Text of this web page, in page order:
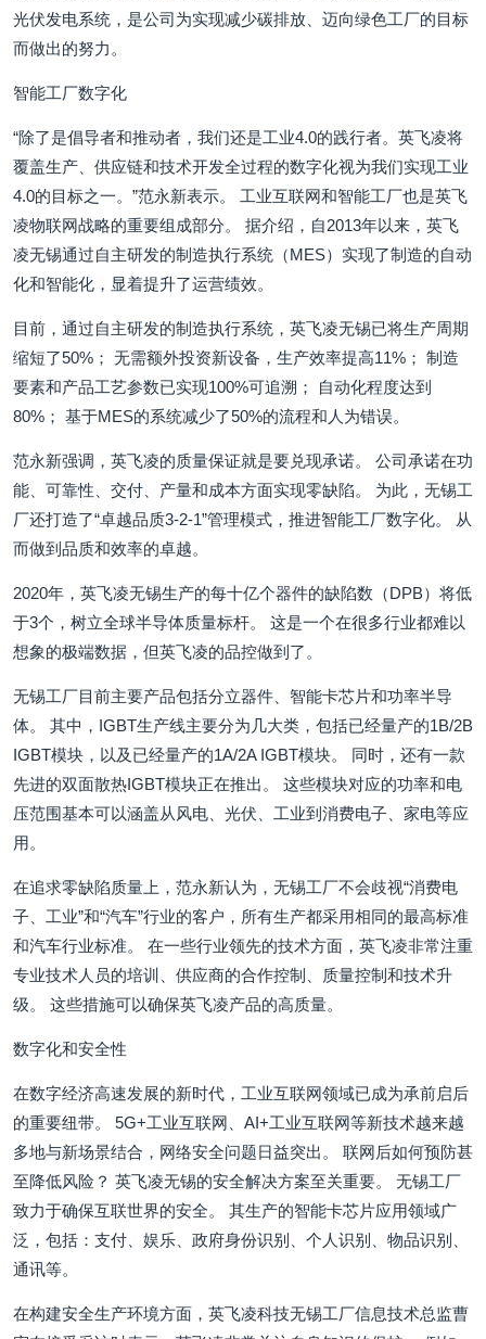
光伏发电系统，是公司为实现减少碳排放、迈向绿色工厂的目标
而做出的努力。
智能工厂数字化
“除了是倡导者和推动者，我们还是工业4.0的践行者。英飞凌将
覆盖生产、供应链和技术开发全过程的数字化视为我们实现工业
4.0的目标之一。”范永新表示。 工业互联网和智能工厂也是英飞
凌物联网战略的重要组成部分。 据介绍，自2013年以来，英飞
凌无锡通过自主研发的制造执行系统（MES）实现了制造的自动
化和智能化，显着提升了运营绩效。
目前，通过自主研发的制造执行系统，英飞凌无锡已将生产周期
缩短了50%； 无需额外投资新设备，生产效率提高11%； 制造
要素和产品工艺参数已实现100%可追溯； 自动化程度达到
80%； 基于MES的系统减少了50%的流程和人为错误。
范永新强调，英飞凌的质量保证就是要兑现承诺。 公司承诺在功
能、可靠性、交付、产量和成本方面实现零缺陷。 为此，无锡工
厂还打造了“卓越品质3-2-1”管理模式，推进智能工厂数字化。 从
而做到品质和效率的卓越。
2020年，英飞凌无锡生产的每十亿个器件的缺陷数（DPB）将低
于3个，树立全球半导体质量标杆。 这是一个在很多行业都难以
想象的极端数据，但英飞凌的品控做到了。
无锡工厂目前主要产品包括分立器件、智能卡芯片和功率半导
体。 其中，IGBT生产线主要分为几大类，包括已经量产的1B/2B
IGBT模块，以及已经量产的1A/2A IGBT模块。 同时，还有一款
先进的双面散热IGBT模块正在推出。 这些模块对应的功率和电
压范围基本可以涵盖从风电、光伏、工业到消费电子、家电等应
用。
在追求零缺陷质量上，范永新认为，无锡工厂不会歧视“消费电
子、工业”和“汽车”行业的客户，所有生产都采用相同的最高标准
和汽车行业标准。 在一些行业领先的技术方面，英飞凌非常注重
专业技术人员的培训、供应商的合作控制、质量控制和技术升
级。 这些措施可以确保英飞凌产品的高质量。
数字化和安全性
在数字经济高速发展的新时代，工业互联网领域已成为承前启后
的重要纽带。 5G+工业互联网、AI+工业互联网等新技术越来越
多地与新场景结合，网络安全问题日益突出。 联网后如何预防甚
至降低风险？ 英飞凌无锡的安全解决方案至关重要。 无锡工厂
致力于确保互联世界的安全。 其生产的智能卡芯片应用领域广
泛，包括：支付、娱乐、政府身份识别、个人识别、物品识别、
通讯等。
在构建安全生产环境方面，英飞凌科技无锡工厂信息技术总监曹